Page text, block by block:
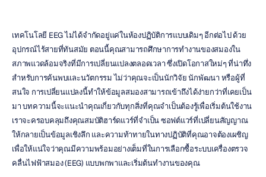
เทคโนโลยี EEG ไม่ได้จำกัดอยู่แค่ในห้องปฏิบัติการแบบเดิมๆ อีกต่อไป ด้วย
อุปกรณ์ไร้สายที่ทันสมัย ตอนนี้คุณสามารถศึกษาการทำงานของสมองใน
สภาพแวดล้อมจริงที่มีการเปลี่ยนแปลงตลอดเวลา ซึ่งเปิดโอกาสใหม่ๆ ที่น่าทึ่ง
สำหรับการค้นพบและนวัตกรรม ไม่ว่าคุณจะเป็นนักวิจัย นักพัฒนา หรือผู้ที่
สนใจ การเปลี่ยนแปลงนี้ทำให้ข้อมูลสมองสามารถเข้าถึงได้ง่ายกว่าที่เคยเป็น
มา บทความนี้จะแนะนำคุณเกี่ยวกับทุกสิ่งที่คุณจำเป็นต้องรู้เพื่อเริ่มต้นใช้งาน
เราจะครอบคลุมถึงคุณสมบัติฮาร์ดแวร์ที่จำเป็น ซอฟต์แวร์ที่เปลี่ยนสัญญาณ
ให้กลายเป็นข้อมูลเชิงลึก และความท้าทายในทางปฏิบัติที่คุณอาจต้องเผชิญ
เพื่อให้แน่ใจว่าคุณมีความพร้อมอย่างเต็มที่ในการเลือกซื้อระบบเครื่องตรวจ
คลื่นไฟฟ้าสมอง (EEG) แบบพกพาและเริ่มต้นทำงานของคุณ